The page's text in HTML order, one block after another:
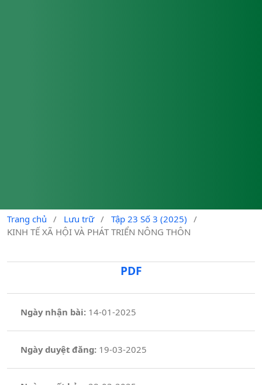
Trang chủ / Lưu trữ / Tập 23 Số 3 (2025)
/
KINH TẾ XÃ HỘI VÀ PHÁT TRIỂN NÔNG THÔN
PDF
Ngày nhận bài: 14-01-2025
Ngày duyệt đăng:19-03-2025